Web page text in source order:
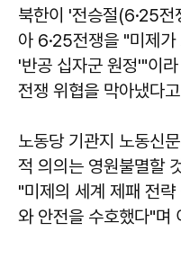
북한이 '전승절(6·25
아 6·25전쟁을 "미제가
'반공 십자군 원정'"이
전쟁 위협을 막아냈다
노동당 기관지 노동신
적 의의는 영원불멸할
"미제의 세계 제패 전
와 안전을 수호했다"며